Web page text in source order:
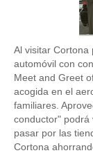
Al visitar Cortona
automóvil con
Meet and Greet
acogida en el
familiares.
conductor" podrá
pasar por las
Cortona